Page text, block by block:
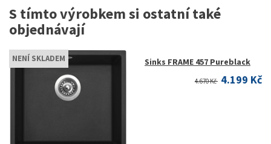
S tímto výrobkem si ostatní také
objednávají
NENÍ SKLADEM Sinks FRAME 457 Pureblack
4.670 Kč 4.199 Kč